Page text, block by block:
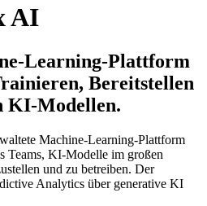
AI
Learning-Plattform
Bereitstellen
KI-Modellen.
Machine-Learning-Plattform
Teams, KI-Modelle im großen
und zu betreiben. Der
Analytics über generative KI